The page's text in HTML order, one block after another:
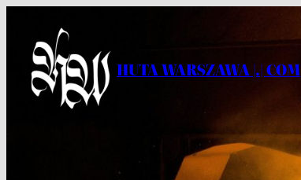
treści
HUTA WARSZAWA |.| COM